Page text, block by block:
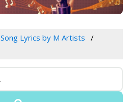
Song Lyrics by M Artists